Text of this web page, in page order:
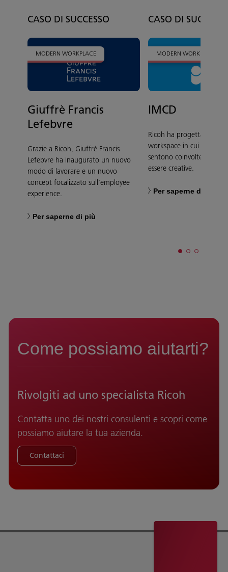
CASO DI SUCCESSO
MODERN WORKPLACE
Giuffrè Francis
Lefebvre
Grazie a Ricoh, Giuffrè Francis
Lefebvre ha inaugurato un nuovo
modo di lavorare e un nuovo
concept focalizzato sull’employee
experience.
Per saperne di più
CASO DI
MODERN WORKPLACE
IMCD
Ricoh ha progettato e
workspace in cui le
sentono coinvolte e
essere creative.
Per saperne di più
Come possiamo aiutarti?
Rivolgiti ad uno specialista Ricoh
Contatta uno dei nostri consulenti e scopri come
possiamo aiutare la tua azienda.
Contattaci